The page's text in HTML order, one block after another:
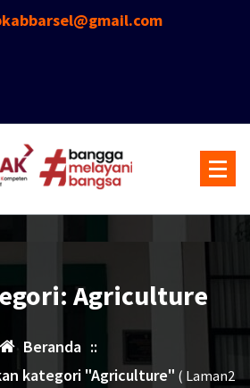
Agriculture
Beranda ::
kategori "Agriculture" ( Laman2